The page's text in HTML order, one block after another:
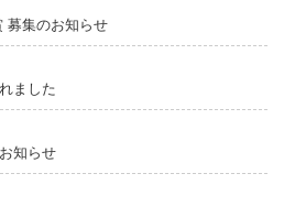
募集のお知らせ
ました
知らせ